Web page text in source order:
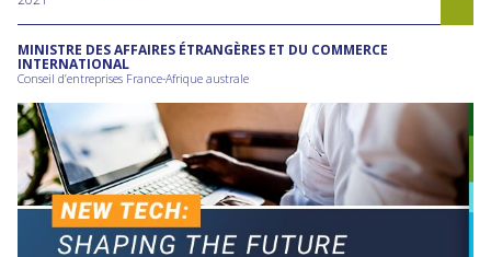
MINISTRE DES AFFAIRES ÉTRANGÈRES ET DU COMMERCE
INTERNATIONAL
Conseil d’entreprises France-Afrique australe